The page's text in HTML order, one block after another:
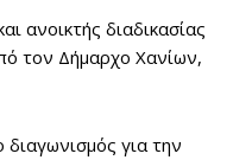
ανοικτής διαδικασίας
τον Δήμαρχο Χανίων,
διαγωνισμός για την